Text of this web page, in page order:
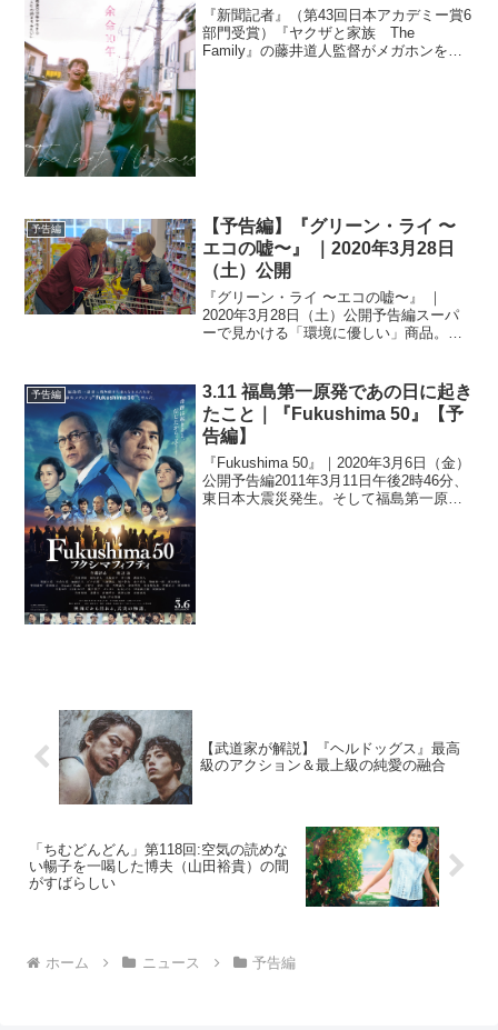
『新聞記者』（第43回日本アカデミー賞6
部門受賞）『ヤクザと家族 The
Family』の藤井道人監督がメガホンを取
予告編
【予告編】『グリーン・ライ 〜
エコの嘘〜』 ｜2020年3月28日
（土）公開
『グリーン・ライ 〜エコの嘘〜』 ｜
2020年3月28日（土）公開予告編スーパ
ーで見かける「環境に優しい」商品。買
か？ブーテ監督自身が専門家と2人で世界
一周しながら「エコ...
予告編
3.11 福島第一原発であの日に起き
たこと｜『Fukushima 50』【予
告編】
『Fukushima 50』｜2020年3月6日（金）
公開予告編2011年3月11日午後2時46分、
東日本大震災発生。そして福島第一原発
【武道家が解説】『ヘルドッグス』最高
級のアクション＆最上級の純愛の融合
「ちむどんどん」第118回:空気の読めな
い暢子を一喝した博夫（山田裕貴）の間
がすばらしい
ホーム ニュース 予告編